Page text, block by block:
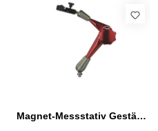
Magnet-Messstativ Gestänge Gesamthöhe 278 mm mit Zentralklemmung